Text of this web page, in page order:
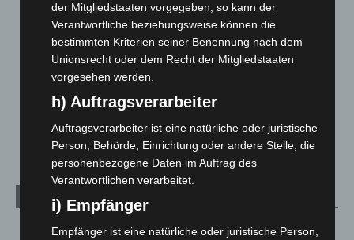
Langenhagen und Ortsteile
Leserbriefe
Menschen
Über uns
Veranstaltungen
1.270
Archiv
August 2026(12)
der Mitgliedstaaten vorgegeben, so kann der
Verantwortliche beziehungsweise können die
bestimmten Kriterien seiner Benennung nach dem
Unionsrecht oder dem Recht der Mitgliedstaaten
vorgesehen werden.
h) Auftragsverarbeiter
Auftragsverarbeiter ist eine natürliche oder juristische
Person, Behörde, Einrichtung oder andere Stelle, die
personenbezogene Daten im Auftrag des
Verantwortlichen verarbeitet.
i) Empfänger
Empfänger ist eine natürliche oder juristische Person,